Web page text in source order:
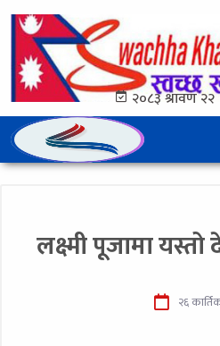
२०८३ श्रावण २२
लक्ष्मी पूजामा
२६